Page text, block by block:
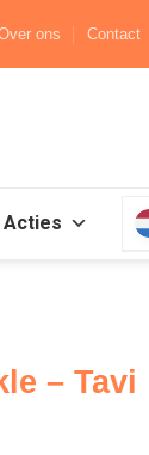
ons Contact
Acties
– Tavi